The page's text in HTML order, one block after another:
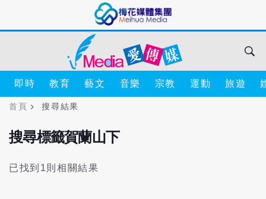
即時 教育 藝文 音樂 宗教 運動 旅遊
首頁 搜尋結果
搜尋標籤賀蘭山下
已找到1則相關結果